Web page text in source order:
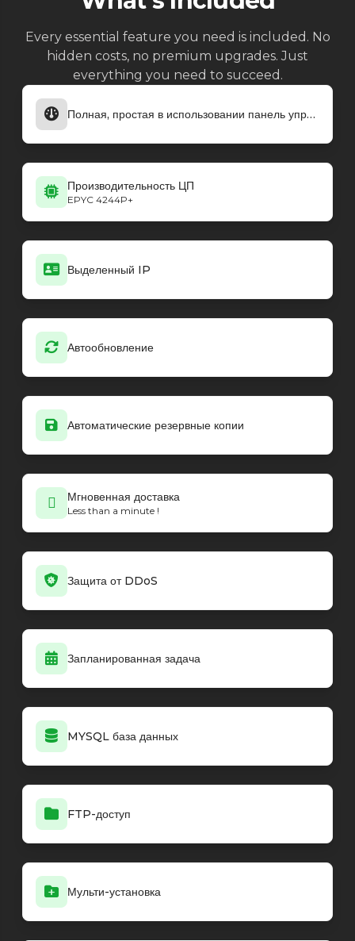
Every essential feature you need is included. No
hidden costs, no premium upgrades. Just
everything you need to succeed.
Полная, простая в использовании панель управления
Производительность ЦП
EPYC 4244P+
Выделенный IP
Автообновление
Автоматические резервные копии
Мгновенная доставка
Less than a minute !
Защита от DDoS
Запланированная задача
MYSQL база данных
FTP-доступ
Мульти-установка